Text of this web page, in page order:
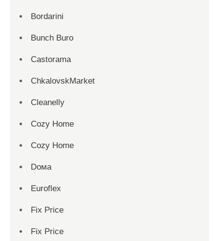
Bordarini
Bunch Buro
Castorama
ChkalovskMarket
Cleanelly
Cozy Home
Cozy Home
Dома
Euroflex
Fix Price
Fix Price